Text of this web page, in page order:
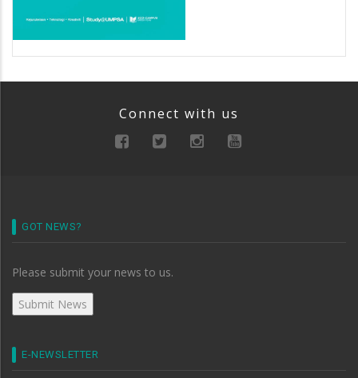
Connect with us
GOT NEWS?
Please submit your news to us.
E-NEWSLETTER